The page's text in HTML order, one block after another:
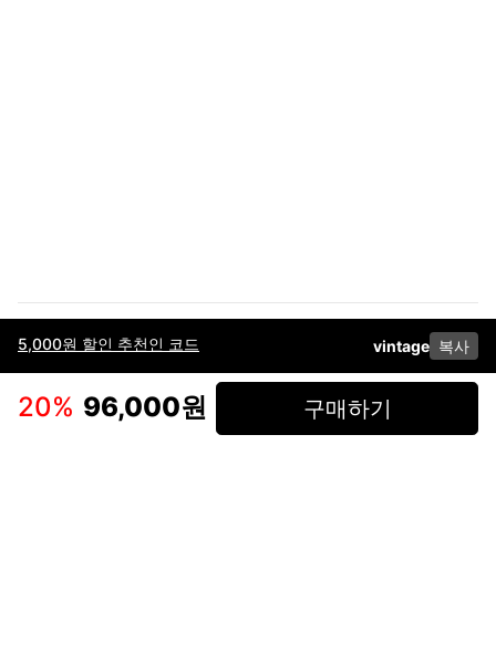
5,000원 할인 추천인 코드 vintage 복사
20% 96,000원 구매하기
이용약관고객센터판매개인정보 처리방침사업자 정보다운로드
인스타그램
페이스북